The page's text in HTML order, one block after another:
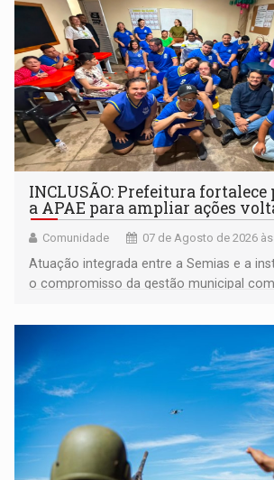
INCLUSÃO: Prefeitura
a APAE para ampliar ações
Comunidade 07 de Agosto de 2026
Atuação integrada entre a Semias e a
o compromisso da gestão municipal